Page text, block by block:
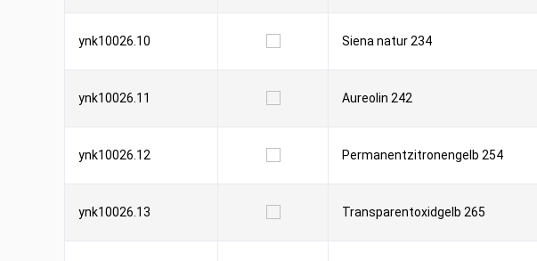
ynk10026.10 Siena natur 234
ynk10026.11 Aureolin 242
ynk10026.12 Permanentzitronengelb 254
ynk10026.13 Transparentoxidgelb 265